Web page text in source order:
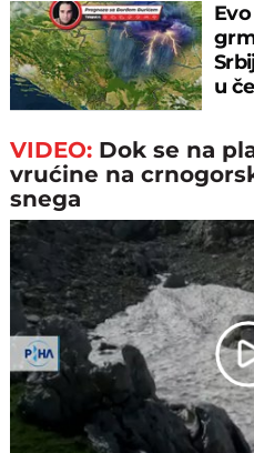
u
VIDEO: Dok se na
vrućine na
snega